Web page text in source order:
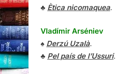
♣ Ètica nicomaquea.
Vladímir Arséniev
♠ Derzú Uzalà.
♣ Pel país de l’Ussuri.